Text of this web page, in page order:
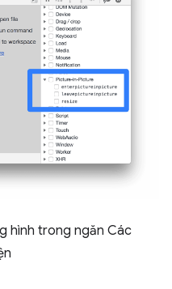
hình trong ngăn Các